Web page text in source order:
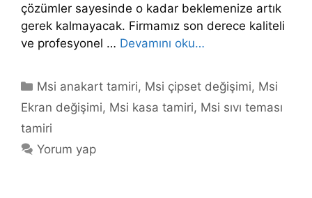
çözümler sayesinde o kadar beklemenize artık
gerek kalmayacak. Firmamız son derece kaliteli
ve profesyonel … Devamını oku…
Kategoriler
Msi anakart tamiri, Msi çipset değişimi, Msi
Ekran değişimi, Msi kasa tamiri, Msi sıvı teması
tamiri
Yorum yap